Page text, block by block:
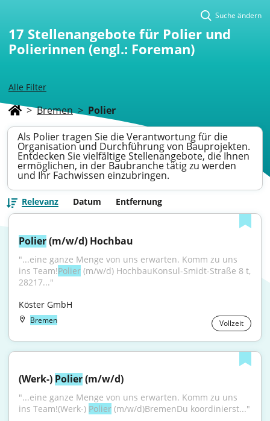
Alle Filter
Suche ändern
17 Stellenangebote für Polier und
Polierinnen (engl.: Foreman)
> Bremen > Polier
Als Polier tragen Sie die Verantwortung für die
Organisation und Durchführung von Bauprojekten.
Entdecken Sie vielfältige Stellenangebote, die Ihnen
ermöglichen, in der Baubranche tätig zu werden
und Ihr Fachwissen einzubringen.
Relevanz Datum Entfernung
Polier (m/w/d) Hochbau
"...eine ganze Menge von uns erwarten. Komm zu uns
ins Team!Polier (m/w/d) HochbauKonsul-Smidt-Straße 8 t,
28217..."
Köster GmbH
Bremen Vollzeit
(Werk-) Polier (m/w/d)
"...eine ganze Menge von uns erwarten. Komm zu uns
ins Team!(Werk-) Polier (m/w/d)BremenDu koordinierst..."